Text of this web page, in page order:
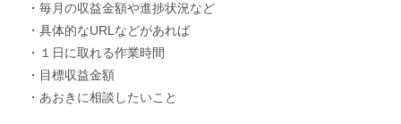
・毎月の収益金額や進捗状況など
・具体的なURLなどがあれば
・１日に取れる作業時間
・目標収益金額
・あおきに相談したいこと